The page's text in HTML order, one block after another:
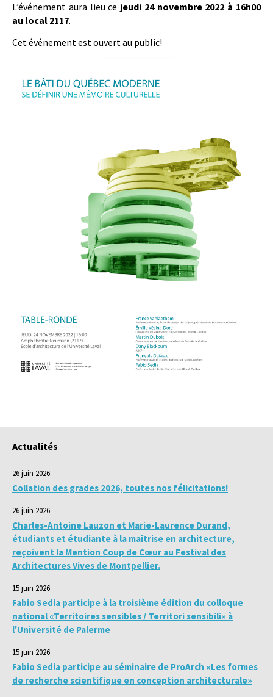
L’événement aura lieu ce jeudi 24 novembre 2022 à 16h00
au local 2117.
Cet événement est ouvert au public!
Actualités
26 juin 2026
Collation des grades 2026, toutes nos félicitations!
26 juin 2026
Charles-Antoine Lauzon et Marie-Laurence Durand,
étudiants et étudiante à la maîtrise en architecture,
reçoivent la Mention Coup de Cœur au Festival des
Architectures Vives de Montpellier.
15 juin 2026
Fabio Sedia participe à la troisième édition du colloque
national «Territoires sensibles / Territori sensibili» à
l'Université de Palerme
15 juin 2026
Fabio Sedia participe au séminaire de ProArch «Les formes
de recherche scientifique en conception architecturale»